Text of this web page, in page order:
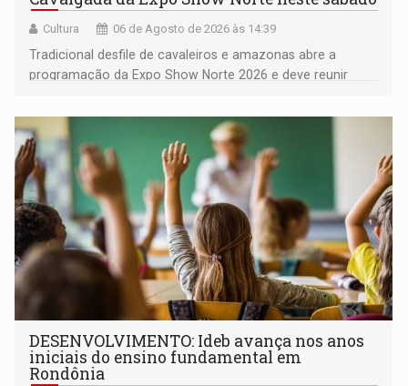
Cultura 06 de Agosto de 2026 às 14:39
Tradicional desfile de cavaleiros e amazonas abre a
programação da Expo Show Norte 2026 e deve reunir
DESENVOLVIMENTO: Ideb avança nos anos
iniciais do ensino fundamental em
Rondônia